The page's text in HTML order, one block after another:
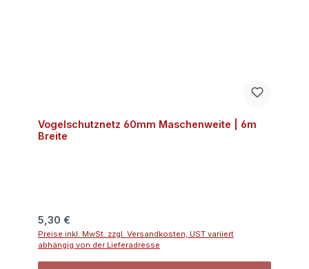
Vogelschutznetz 60mm Maschenweite | 6m
Breite
Regulärer Preis:
5,30 €
Preise inkl. MwSt. zzgl. Versandkosten, UST variiert
abhängig von der Lieferadresse